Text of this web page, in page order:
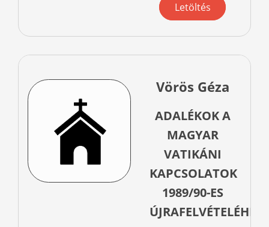
Letöltés
Vörös Géza
ADALÉKOK A
MAGYAR
VATIKÁNI
KAPCSOLATOK
1989/90-ES
ÚJRAFELVÉTELÉHEZ